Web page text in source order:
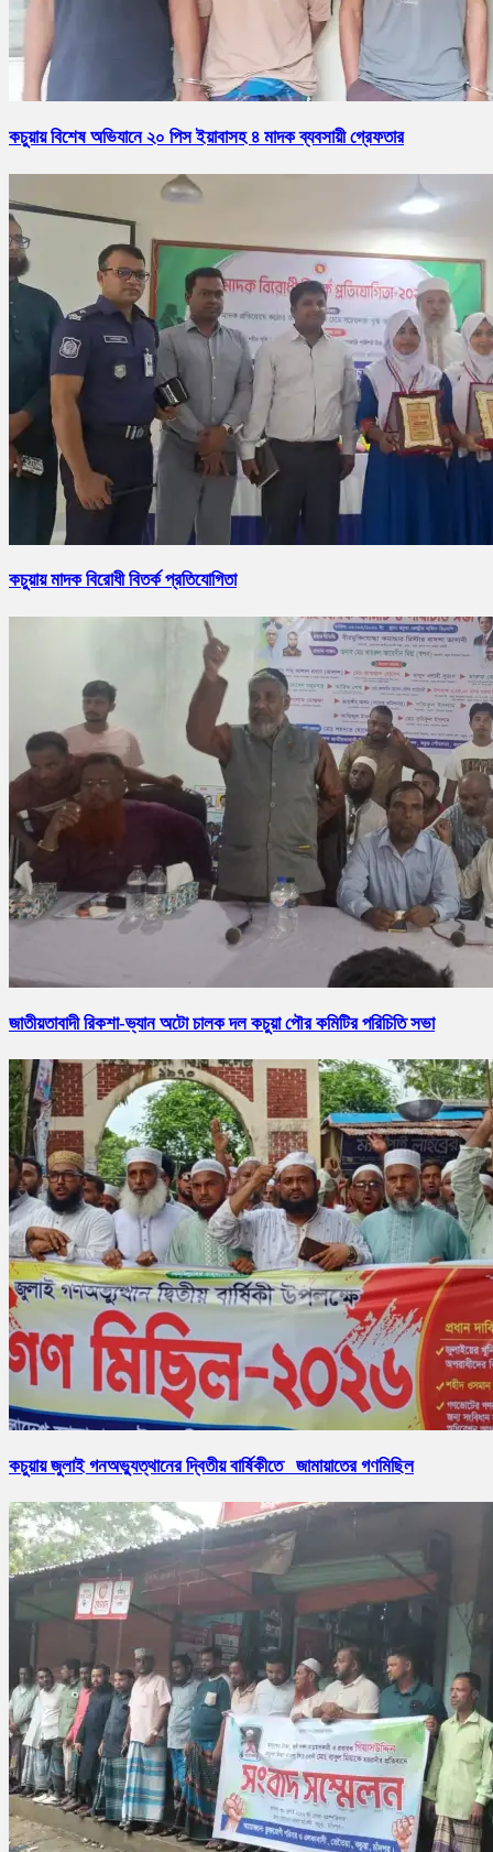
কচুয়ায় বিশেষ অভিযানে ২০ পিস ইয়াবাসহ ৪ মাদক ব্যবসায়ী গ্রেফতার
কচুয়ায় মাদক বিরোধী বিতর্ক প্রতিযোগিতা
জাতীয়তাবাদী রিকশা-ভ্যান অটো চালক দল কচুয়া পৌর কমিটির পরিচিতি সভা
কচুয়ায় জুলাই গনঅভ্যুত্থানের দ্বিতীয় বার্ষিকীতে জামায়াতের গণমিছিল